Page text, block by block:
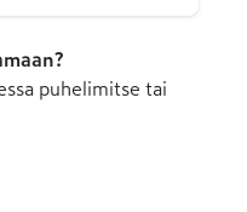
puhelimitse tai